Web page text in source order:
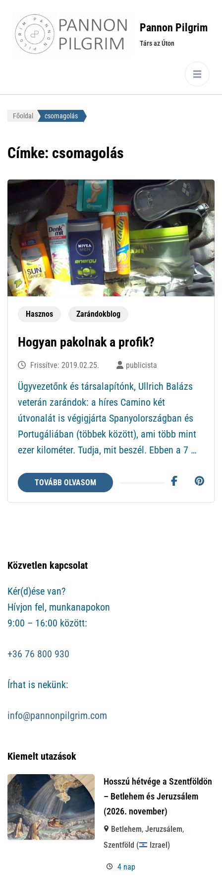
Pannon Pilgrim
Társ az Úton
Főoldal csomagolás
Címke: csomagolás
Hasznos Zarándokblog
Hogyan pakolnak a profik?
Frissítve: 2019.02.25. publicista
Ügyvezetőnk és társalapítónk, Ullrich Balázs
veterán zarándok: a híres Camino két
útvonalát is végigjárta Spanyolországban és
Portugáliában (többek között), ami több mint
ezer kilométer. Tudja, mit beszél. Ebben a 7 …
TOVÁBB OLVASOM
Közvetlen kapcsolat
Kér(d)ése van?
Hívjon fel, munkanapokon
9:00 – 16:00 között:
+36 76 800 930
Írhat is nekünk:
info@pannonpilgrim.com
Kiemelt utazások
Hosszú hétvége a Szentföldön
– Betlehem és Jeruzsálem
(2026. november)
Betlehem, Jeruzsálem,
Szentföld (
Izrael)
4 nap